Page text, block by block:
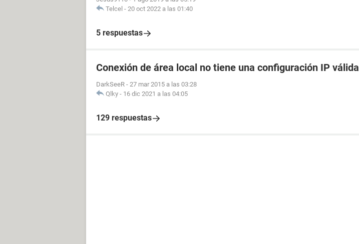
Telcel - 20 oct 2022 a las 01:40
5 respuestas
Conexión de área local no tiene una configuración IP válida
DarkSeeR - 27 mar 2015 a las 03:28
Qlky - 16 dic 2021 a las 04:05
129 respuestas